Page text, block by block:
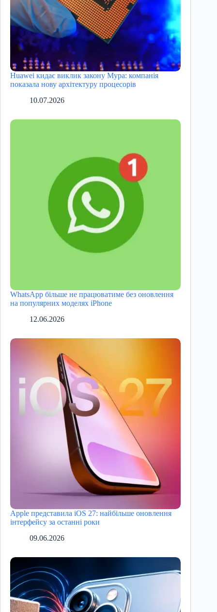
Huawei кидає виклик закону Мура: компанія
показала нову архітектуру процесорів
10.07.2026
WhatsApp більше не працюватиме без оновлення
на популярних моделях iPhone
12.06.2026
Apple представила iOS 27: найбільше оновлення
інтерфейсу за останні роки
09.06.2026